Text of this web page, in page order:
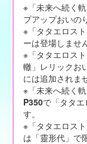
※「未来へ続く
プアップおいの
※「タタエロス
ーは登場しません
※「タタエロス
轍」レリックお
には追加されま
※「未来へ続く
P350で「タタ
す。
※「タタエロス
は「靈形代」で